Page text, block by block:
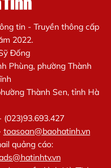
tin - Truyền thông cấp
2022.
Đống
Phùng, phường Thành
Thành Sen, tỉnh Hà
toasoan@baohatinh.vn
quảng cáo: